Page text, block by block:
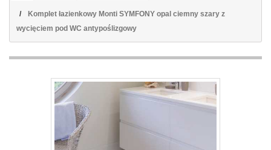
Komplet łazienkowy Monti SYMFONY opal ciemny szary z
wycięciem pod WC antypoślizgowy